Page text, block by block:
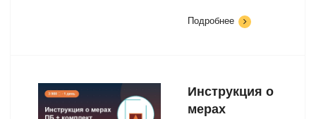
Подробнее
Инструкция о
мерах